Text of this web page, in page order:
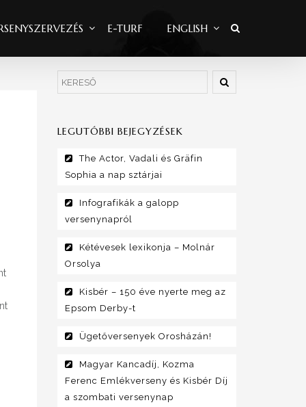
E-TURF ENGLISH
LEGUTÓBBI BEJEGYZÉSEK
The Actor, Vadali és Gräfin
Sophia a nap sztárjai
Infografikák a galopp
versenynapról
Kétévesek lexikonja – Molnár
Orsolya
Kisbér – 150 éve nyerte meg az
Epsom Derby-t
Ügetőversenyek Orosházán!
Magyar Kancadíj, Kozma
Ferenc Emlékverseny és Kisbér Díj
a szombati versenynap